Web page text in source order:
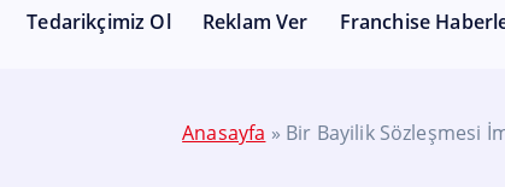
Tedarikçimiz Ol
Reklam Ver Franchise
Anasayfa » Bir Bayilik Sözleşmesi